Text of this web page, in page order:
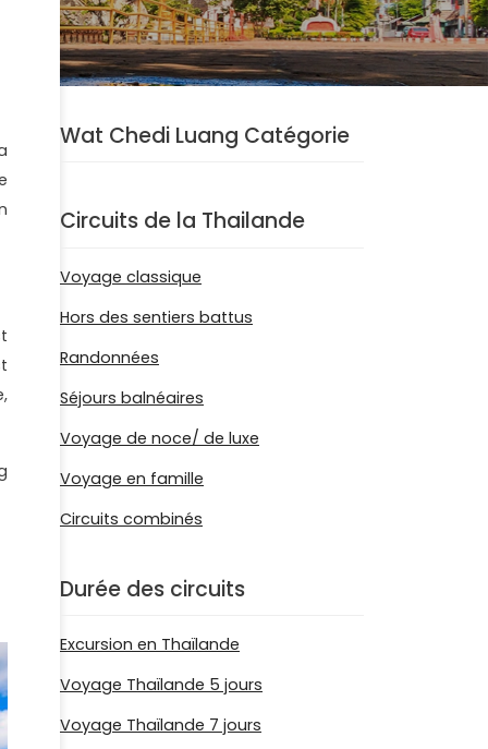
Wat Chedi Luang Catégorie
Circuits de la Thailande
Voyage classique
Hors des sentiers battus
Randonnées
Séjours balnéaires
Voyage de noce/ de luxe
Voyage en famille
Circuits combinés
Durée des circuits
Excursion en Thaïlande
Voyage Thaïlande 5 jours
Voyage Thaïlande 7 jours